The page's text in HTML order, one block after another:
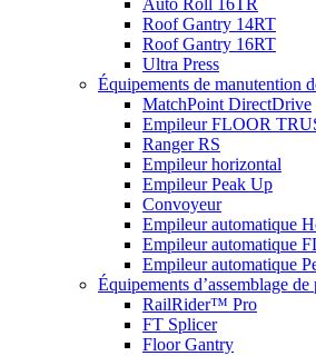
Auto Roll 16TR
Roof Gantry 14RT
Roof Gantry 16RT
Ultra Press
Équipements de manutention
MatchPoint DirectDrive
Empileur FLOOR
Ranger RS
Empileur horizontal
Empileur Peak Up
Convoyeur
Empileur automatique
Empileur automatique
Empileur automatique
Équipements d’assemblage de
RailRider™ Pro
FT Splicer
Floor Gantry